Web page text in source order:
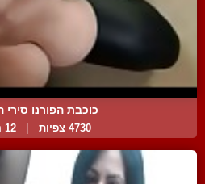
כוכבת הפורנו
4730 צפיות 12 המלצות